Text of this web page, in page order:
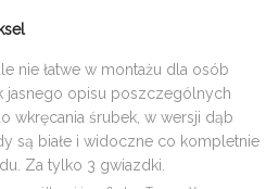
nie łatwe w montażu dla osób
jasnego opisu poszczególnych
wkręcania śrubek, w wersji dąb
są białe i widoczne co kompletnie
Za tylko 3 gwiazdki.